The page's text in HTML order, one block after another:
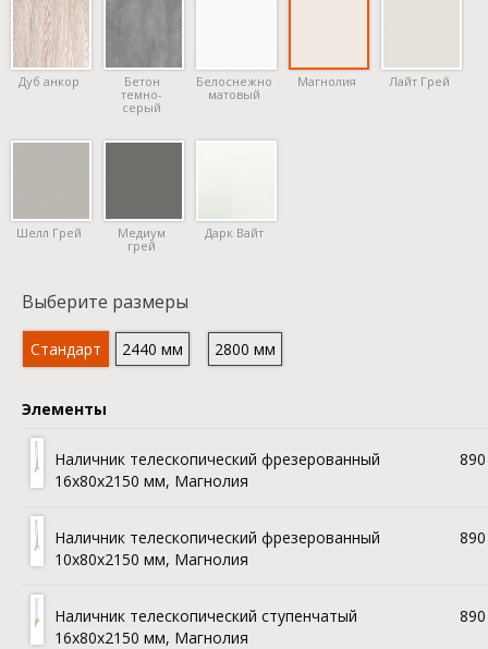
Дуб анкор
Бетон
темно-
серый
Белоснежно
матовый
Магнолия Лайт Грей
Шелл Грей
Медиум
грей
Дарк Вайт
Выберите размеры
Стандарт 2440 мм 2800 мм
Элементы
Наличник телескопический фрезерованный
16х80x2150 мм, Магнолия
Наличник телескопический фрезерованный
10х80x2150 мм, Магнолия
Наличник телескопический ступенчатый
16х80x2150 мм, Магнолия